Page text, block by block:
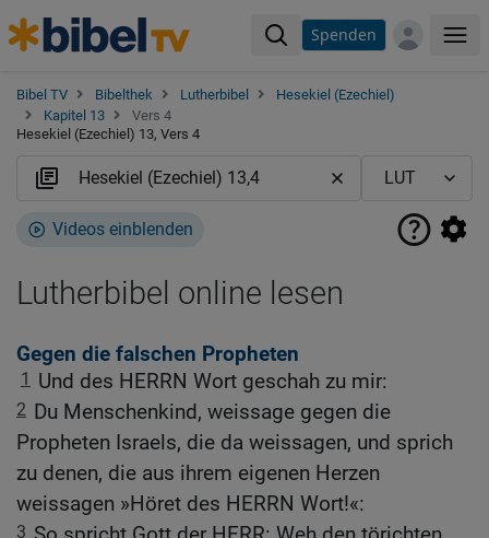
Spenden
Bibel TV Bibelthek Lutherbibel
Hesekiel (Ezechiel)
Kapitel 13
Vers 4
Hesekiel (Ezechiel) 13, Vers 4
Videos einblenden
Lutherbibel online lesen
Gegen die falschen Propheten
1 Und des HERRN Wort geschah zu mir:
2 Du Menschenkind, weissage gegen die
Propheten Israels, die da weissagen, und sprich
zu denen, die aus ihrem eigenen Herzen
weissagen »Höret des HERRN Wort!«:
3